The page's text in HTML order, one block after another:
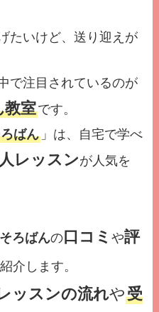
たいけど、送り迎えが
で注目されているのが
教室です。
ばん 」は、自宅で学べ
レッスンが人気を
ろばんの口コミや評
介します。
ッスンの流れや受